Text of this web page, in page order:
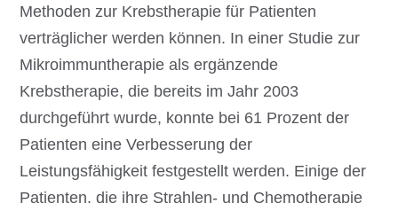
Methoden zur Krebstherapie für Patienten
verträglicher werden können. In einer Studie zur
Mikroimmuntherapie als ergänzende
Krebstherapie, die bereits im Jahr 2003
durchgeführt wurde, konnte bei 61 Prozent der
Patienten eine Verbesserung der
Leistungsfähigkeit festgestellt werden. Einige der
Patienten, die ihre Strahlen- und Chemotherapie